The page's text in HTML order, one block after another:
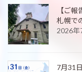
【ご
札幌で
2026年
7月31